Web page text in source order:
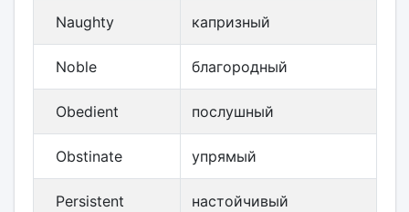
Naughty капризный
Noble благородный
Obedient послушный
Obstinate упрямый
Persistent настойчивый